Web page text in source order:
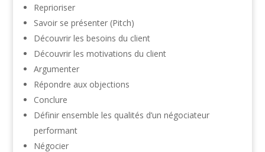
Reprioriser
Savoir se présenter (Pitch)
Découvrir les besoins du client
Découvrir les motivations du client
Argumenter
Répondre aux objections
Conclure
Définir ensemble les qualités d’un négociateur
performant
Négocier